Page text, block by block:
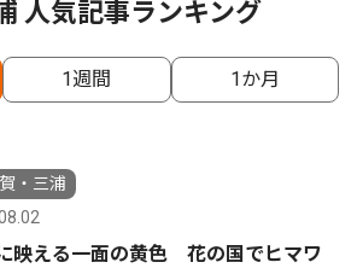
人気記事ランキング
1週間 1か月
・三浦
映える一面の黄色 花の国でヒマワ